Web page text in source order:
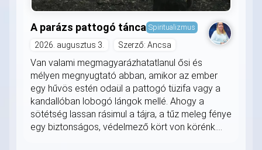
A parázs pattogó tánca Spiritualizmus
2026. augusztus 3. Szerző: Ancsa
Van valami megmagyarázhatatlanul ősi és
mélyen megnyugtató abban, amikor az ember
egy hűvös estén odaül a pattogó tüzifa vagy a
kandallóban lobogó lángok mellé. Ahogy a
sötétség lassan rásimul a tájra, a tűz meleg fénye
egy biztonságos, védelmező kört von körénk....